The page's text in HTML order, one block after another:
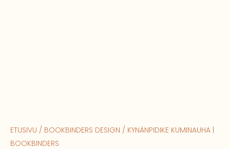
ETUSIVU / BOOKBINDERS DESIGN / KYNÄNPIDIKE KUMINAUHA |
BOOKBINDERS